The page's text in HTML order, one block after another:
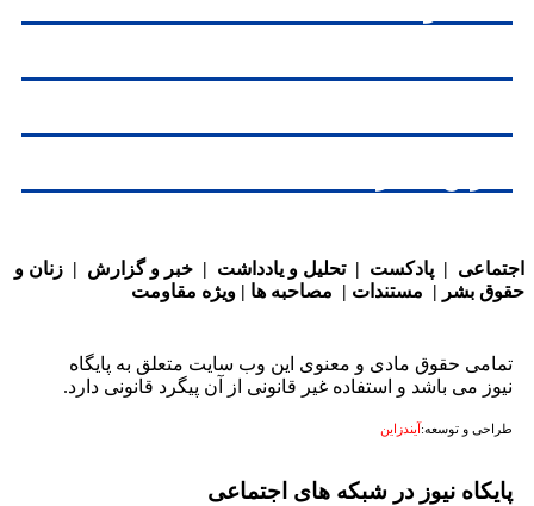
|پادکست|تحلیل و یادداشت|خبر و گزارش| زنان و
بشر| مستندات|مصاحبه ها|ویژه مقاومت
حقوق مادی و معنوی این وب سایت متعلق به پایگاه
می باشد و استفاده غیر قانونی از آن پیگرد قانونی دارد.
و توسعه: آیندزاین
نیوز در شبکه های اجتماعی